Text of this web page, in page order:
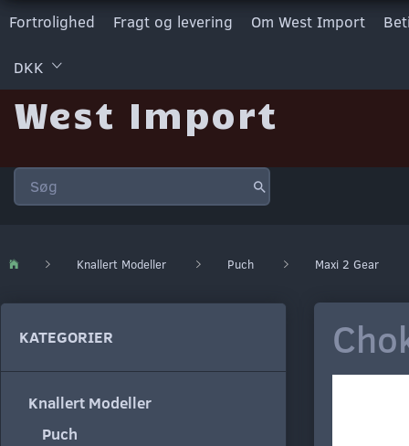
Fortrolighed Fragt og levering Om West Import
DKK
West Import
Knallert Modeller Puch Maxi 2 Gear
KATEGORIER
Knallert Modeller
Puch